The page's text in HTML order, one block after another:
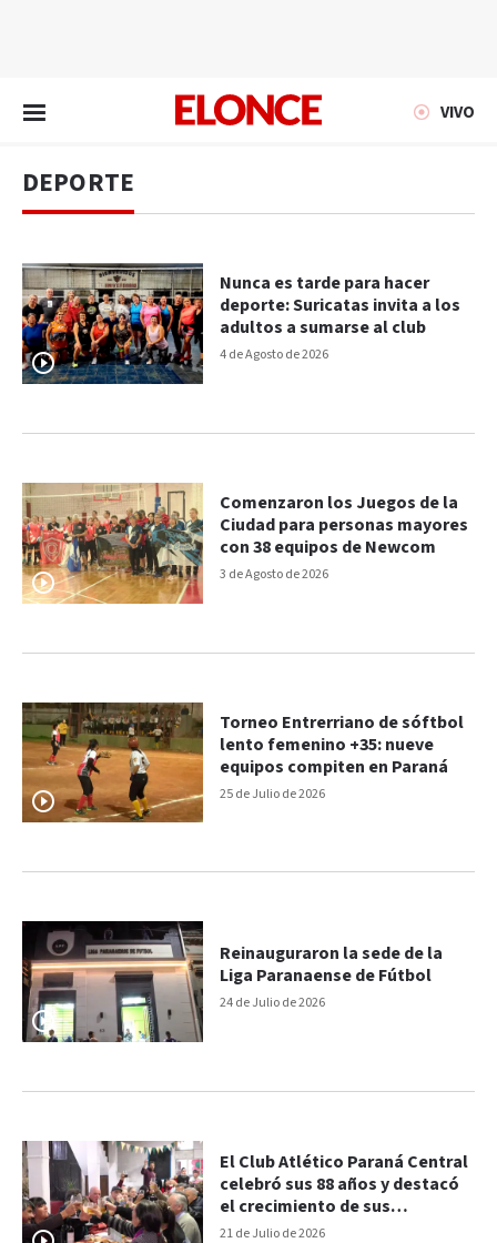
VIVO
DEPORTE
4 de Agosto de 2026
Nunca es tarde para hacer
deporte: Suricatas invita a los
adultos a sumarse al club
3 de Agosto de 2026
Comenzaron los Juegos de la
Ciudad para personas mayores
con 38 equipos de Newcom
25 de Julio de 2026
Torneo Entrerriano de sóftbol
lento femenino +35: nueve
equipos compiten en Paraná
24 de Julio de 2026
Reinauguraron la sede de la
Liga Paranaense de Fútbol
21 de Julio de 2026
El Club Atlético Paraná Central
celebró sus 88 años y destacó
el crecimiento de sus
disciplinas